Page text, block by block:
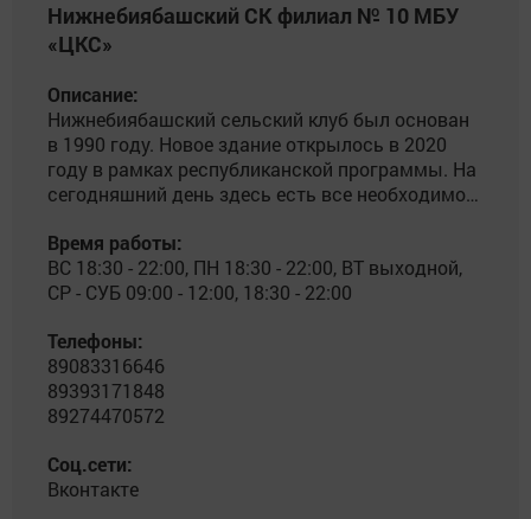
Нижнебиябашский СК филиал № 10 МБУ
«ЦКС»
Описание:
Нижнебиябашский сельский клуб был основан
в 1990 году. Новое здание открылось в 2020
году в рамках республиканской программы. На
сегодняшний день здесь есть все необходимое
Время работы:
ВС 18:30 - 22:00, ПН 18:30 - 22:00, ВТ выходной,
СР - СУБ 09:00 - 12:00, 18:30 - 22:00
Телефоны:
89083316646
89393171848
89274470572
Соц.сети:
Вконтакте